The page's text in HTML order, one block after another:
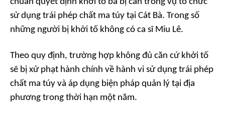
sử dụng trái phép chất ma túy tại Cát Bà. Trong số
những người bị khởi tố không có ca sĩ Miu Lê.
Theo quy định, trường hợp không đủ căn cứ khởi tố
sẽ bị xử phạt hành chính về hành vi sử dụng trái phép
chất ma túy và áp dụng biện pháp quản lý tại địa
phương trong thời hạn một năm.